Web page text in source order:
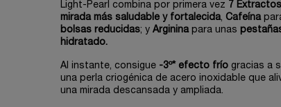
Light-Pearl combina por primera vez
7
mirada más saludable y fortalecida, Cafeína
bolsas reducidas; y Argininapara unas
hidratado.
Al instante, consigue -3º* efecto frío gracias a
una perla criogénica de acero inoxidable que
una mirada descansada y ampliada.